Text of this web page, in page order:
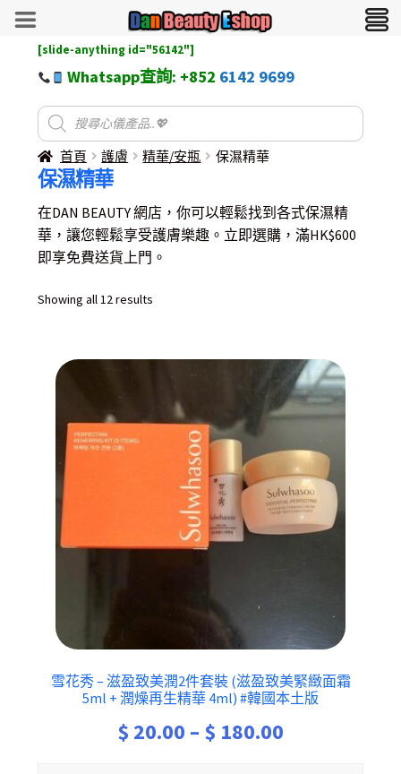
[slide-anything id="56142"]
Whatsapp查詢: +852 6142 9699
首頁 護膚 精華/安瓶 保濕精華
保濕精華
在DAN BEAUTY 網店，你可以輕鬆找到各式保濕精
華，讓您輕鬆享受護膚樂趣。立即選購，滿HK$600
即享免費送貨上門。
Showing all 12 resultsSorted
雪花秀 – 滋盈致美潤2件套裝 (滋盈致美緊緻面霜
5ml + 潤燥再生精華 4ml) #韓國本土版
$ 20.00 – $ 180.00